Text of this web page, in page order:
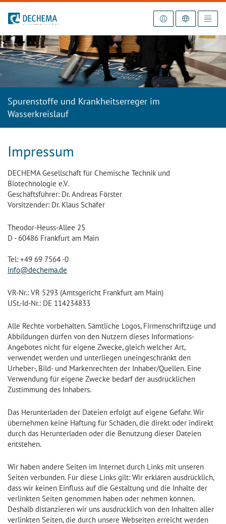
Zur Startseite
Spurenstoffe und Krankheitserreger im
Wasserkreislauf
Impressum
DECHEMA Gesellschaft für Chemische Technik und
Biotechnologie e.V.
Geschäftsführer: Dr. Andreas Förster
Vorsitzender: Dr. Klaus Schäfer
Theodor-Heuss-Allee 25
D - 60486 Frankfurt am Main
Tel: +49 69 7564 -0
info@dechema.de
VR-Nr.: VR 5293 (Amtsgericht Frankfurt am Main)
USt.-Id-Nr.: DE 114234833
Alle Rechte vorbehalten. Sämtliche Logos, Firmenschriftzüge und
Abbildungen dürfen von den Nutzern dieses Informations-
Angebotes nicht für eigene Zwecke, gleich welcher Art,
verwendet werden und unterliegen uneingeschränkt den
Urheber-, Bild- und Markenrechten der Inhaber/Quellen. Eine
Verwendung für eigene Zwecke bedarf der ausdrücklichen
Zustimmung des Inhabers.
Das Herunterladen der Dateien erfolgt auf eigene Gefahr. Wir
übernehmen keine Haftung für Schäden, die direkt oder indirekt
durch das Herunterladen oder die Benutzung dieser Dateien
entstehen.
Wir haben andere Seiten im Internet durch Links mit unseren
Seiten verbunden. Für diese Links gilt: Wir erklären ausdrücklich,
dass wir keinen Einfluss auf die Gestaltung und die Inhalte der
verlinkten Seiten genommen haben oder nehmen können.
Deshalb distanzieren wir uns ausdrücklich von den Inhalten aller
verlinkten Seiten, die durch unsere Webseiten erreicht werden